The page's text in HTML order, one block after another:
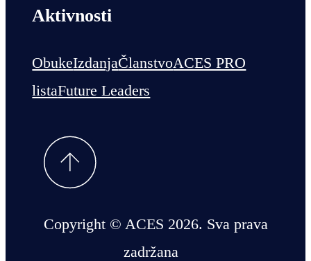
Aktivnosti
ObukeIzdanjaČlanstvoACES PRO
listaFuture Leaders
Copyright © ACES 2026. Sva prava
zadržana